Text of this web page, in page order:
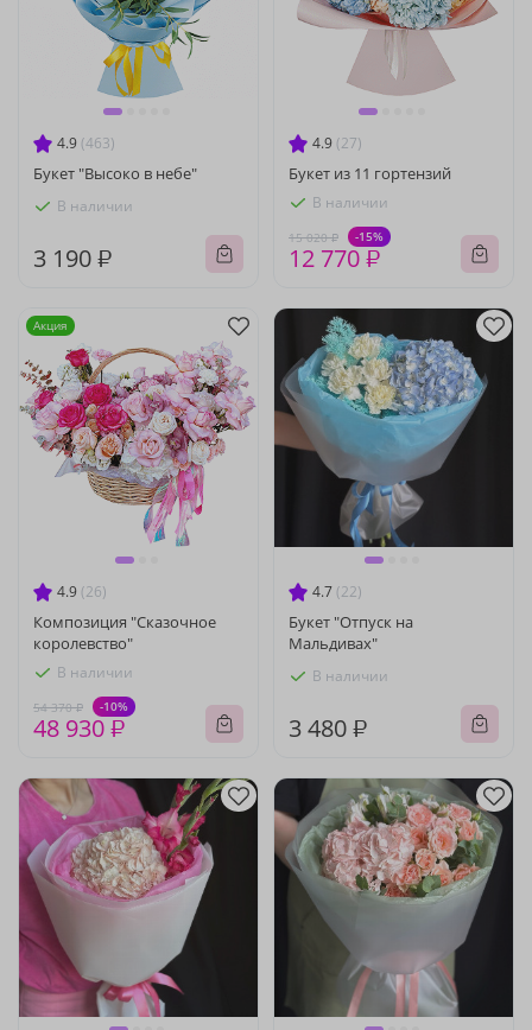
4.9 (463)
Букет "Высоко в небе"
В наличии
3 190 ₽
4.9 (27)
Букет из 11 гортензий
В наличии
15 020 ₽ -15%
12 770 ₽
4.9 (26)
Композиция "Сказочное
королевство"
В наличии
54 370 ₽ -10%
48 930 ₽
Акция
4.7 (22)
Букет "Отпуск на
Мальдивах"
В наличии
3 480 ₽